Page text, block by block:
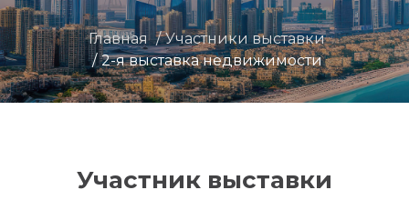
Главная
Участники выставки
2-я выставка недвижимости
Участник выставки